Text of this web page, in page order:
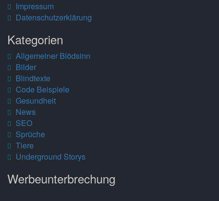
Impressum
Datenschutzerklärung
Kategorien
Allgemeiner Blödsinn
Bilder
Blindtexte
Code Beispiele
Gesundheit
News
SEO
Sprüche
Tiere
Underground Storys
Werbeunterbrechung